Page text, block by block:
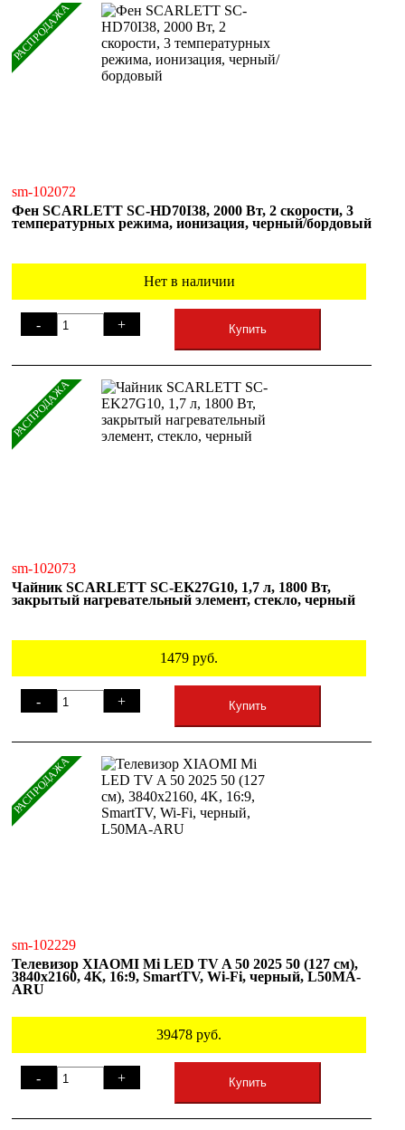
РАСПРОДАЖА
sm-102072
Фен SCARLETT SC-HD70I38, 2000 Вт, 2 скорости, 3
температурных режима, ионизация, черный/бордовый
Нет в наличии
- + Купить
РАСПРОДАЖА
sm-102073
Чайник SCARLETT SC-EK27G10, 1,7 л, 1800 Вт,
закрытый нагревательный элемент, стекло, черный
1479 руб.
- + Купить
РАСПРОДАЖА
sm-102229
Телевизор XIAOMI Mi LED TV A 50 2025 50 (127 см),
3840x2160, 4K, 16:9, SmartTV, Wi-Fi, черный, L50MA-
ARU
39478 руб.
- + Купить